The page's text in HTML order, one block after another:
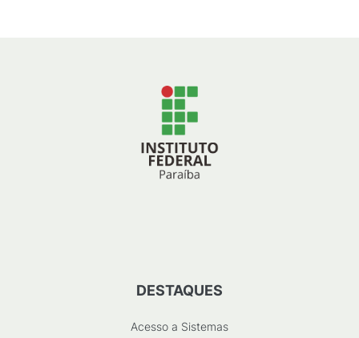
DESTAQUES
Acesso a Sistemas